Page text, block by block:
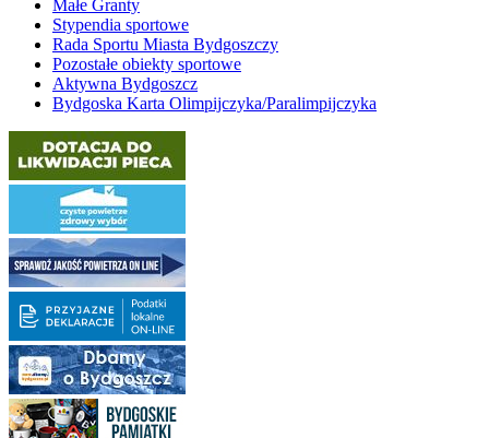
Małe Granty
Stypendia sportowe
Rada Sportu Miasta Bydgoszczy
Pozostałe obiekty sportowe
Aktywna Bydgoszcz
Bydgoska Karta Olimpijczyka/Paralimpijczyka